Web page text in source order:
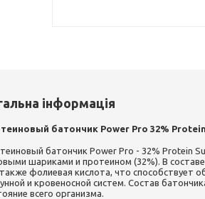
інформація
батончик Power Pro 32% Protein
батончик Power Pro - 32% Protein
шариками и протеином (32%). В
фолиевая кислота, что способствует
и кровеносной систем. Состав
всего организма.